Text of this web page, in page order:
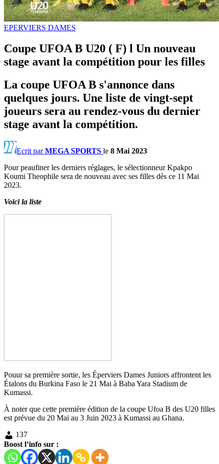
EPERVIERS DAMES
Coupe UFOA B U20 ( F) l Un nouveau
stage avant la compétition pour les filles
La coupe UFOA B s'annonce dans
quelques jours. Une liste de vingt-sept
joueurs sera au rendez-vous du dernier
stage avant la compétition.
Ecrit parMEGA SPORTS le 8 Mai 2023
Pour peaufiner les derniers réglages, le sélectionneur Kpakpo
Koumi Theophile sera de nouveau avec ses filles dès ce 11 Mai
2023.
Voici la liste
Pouur sa première sortie, les Éperviers Dames Juniors affrontent les
Étalons du Burkina Faso le 21 Mai à Baba Yara Stadium de
Kumassi.
À noter que cette première édition de la coupe Ufoa B des U20 filles
est prévue du 20 Mai au 3 Juin 2023 à Kumassi au Ghana.
137
Boost l’info sur :